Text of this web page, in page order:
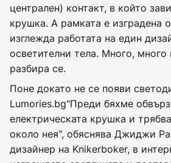
централен) контакт, в който
крушка. А рамката е изградена
изглежда работата на един
осветителни тела. Много, много
разбира се.
Поне докато не се появи
Lumories.bg"Преди бяхме
електрическата крушка и
около нея", обяснява Джиджи
дизайнер на Knikerboker, в